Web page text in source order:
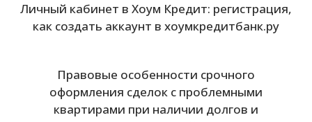
Личный кабинет в Хоум Кредит: регистрация,
как создать аккаунт в хоумкредитбанк.ру
Правовые особенности срочного
оформления сделок с проблемными
квартирами при наличии долгов и